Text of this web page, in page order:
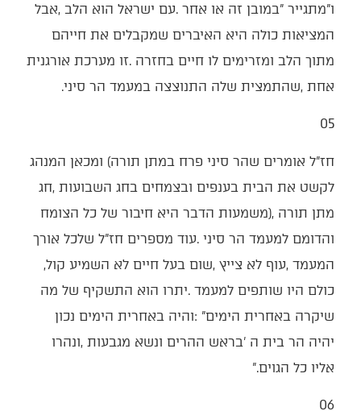
‬ו"מתגייר‮"‬‭ ‬במובן‭ ‬זה‭ ‬או‭ ‬אחר‭. ‬עם‭ ‬ישראל‭ ‬הוא‭ ‬הלב‭, ‬אבל‭
‬המציאות‭ ‬כולה‭ ‬היא‭ ‬האיברים‭ ‬שמקבלים‭ ‬את‭ ‬חייהם‭
‬מתוך‭ ‬הלב‭ ‬ומזרימים‭ ‬לו‭ ‬חיים‭ ‬בחזרה‭. ‬זו‭ ‬מערכת‭ ‬אורגנית‭
‬אחת‭, ‬שהתמצית‭ ‬שלה‭ ‬התנוצצה‭ ‬במעמד‭ ‬הר‭ ‬סיני‭. ‬
05‭ ‬
חז"ל‭ ‬אומרים‭ ‬שהר‭ ‬סיני‭ ‬פרח‭ ‬במתן‭ ‬תורה‭ (‬ומכאן‭ ‬המנהג‭
‬לקשט‭ ‬את‭ ‬הבית‭ ‬בענפים‭ ‬ובצמחים‭ ‬בחג‭ ‬השבועות‭, ‬חג‭
‬והדומם‭ ‬למעמד‭ ‬הר‭ ‬סיני‭. ‬עוד‭ ‬מספרים‭ ‬חז"ל‭ ‬שלכל‭ ‬אורך‭
‬המעמד‭, ‬עוף‭ ‬לא‭ ‬צייץ‭, ‬שום‭ ‬בעל‭ ‬חיים‭ ‬לא‭ ‬השמיע‭ ‬קול‭,
‬שיקרה‭ ‬באחרית‭ ‬הימים‭: ‬‮"‬והיה‭ ‬באחרית‭ ‬הימים‭ ‬נכון‭
‬יהיה‭ ‬הר‭ ‬בית‭ ‬ה‮'‬‭ ‬בראש‭ ‬ההרים‭ ‬ונשא‭ ‬מגבעות‭, ‬ונהרו‭
‬אליו‭ ‬כל‭ ‬הגוים‮"‬‭.‬
06‭ ‬